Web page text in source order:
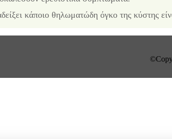
κάποιο θηλωματώδη όγκο της κύστης